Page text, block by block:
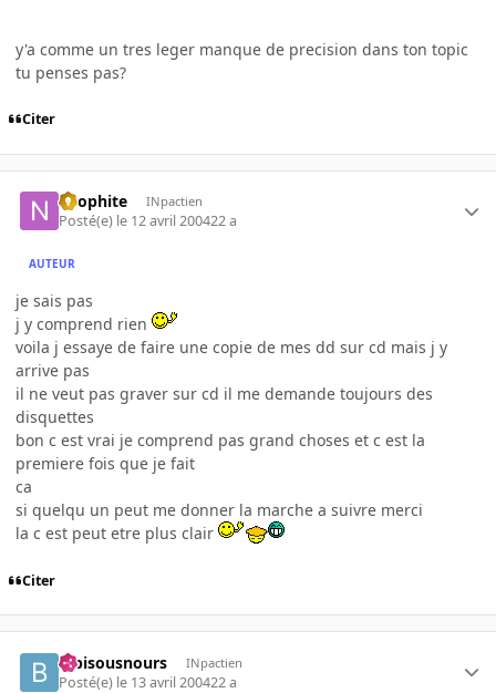
y'a comme un tres leger manque de precision dans ton topic
tu penses pas?
Citer
neophite INpactien
Posté(e) le 12 avril 200422 a
AUTEUR
je sais pas
j y comprend rien
voila j essaye de faire une copie de mes dd sur cd mais j y
arrive pas
il ne veut pas graver sur cd il me demande toujours des
disquettes
bon c est vrai je comprend pas grand choses et c est la
premiere fois que je fait
ca
si quelqu un peut me donner la marche a suivre merci
la c est peut etre plus clair
Citer
bibisousnours INpactien
Posté(e) le 13 avril 200422 a